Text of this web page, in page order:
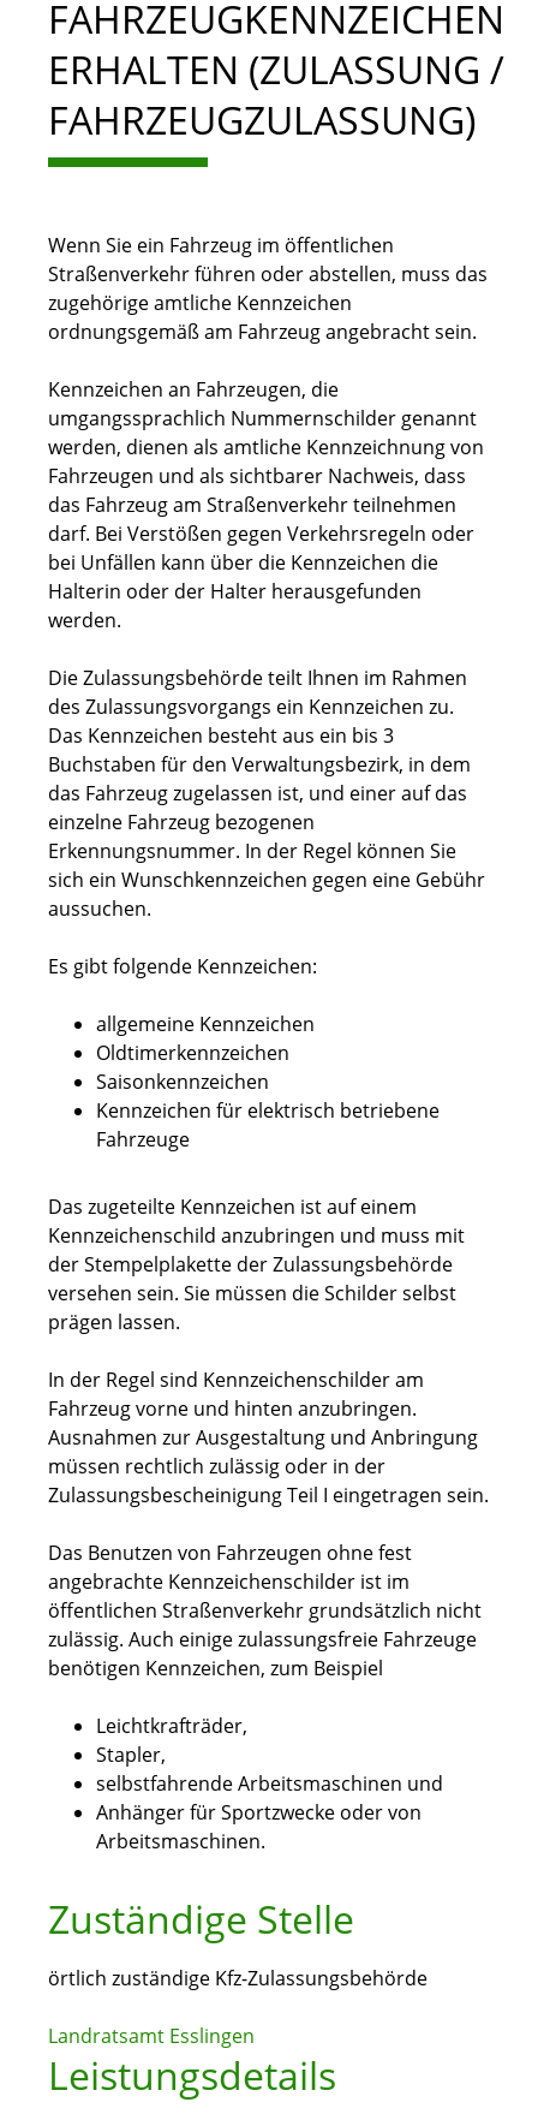
FAHRZEUGKENNZEICHEN
ERHALTEN (ZULASSUNG /
FAHRZEUGZULASSUNG)
Wenn Sie ein Fahrzeug im öffentlichen
Straßenverkehr führen oder abstellen, muss das
zugehörige amtliche Kennzeichen
ordnungsgemäß am Fahrzeug angebracht sein.
Kennzeichen an Fahrzeugen, die
umgangssprachlich Nummernschilder genannt
werden, dienen als amtliche Kennzeichnung von
Fahrzeugen und als sichtbarer Nachweis, dass
das Fahrzeug am Straßenverkehr teilnehmen
darf. Bei Verstößen gegen Verkehrsregeln oder
bei Unfällen kann über die Kennzeichen die
Halterin oder der Halter herausgefunden
werden.
Die Zulassungsbehörde teilt Ihnen im Rahmen
des Zulassungsvorgangs ein Kennzeichen zu.
Das Kennzeichen besteht aus ein bis 3
Buchstaben für den Verwaltungsbezirk, in dem
das Fahrzeug zugelassen ist, und einer auf das
einzelne Fahrzeug bezogenen
Erkennungsnummer. In der Regel können Sie
sich ein Wunschkennzeichen gegen eine Gebühr
aussuchen.
Es gibt folgende Kennzeichen:
allgemeine Kennzeichen
Oldtimerkennzeichen
Saisonkennzeichen
Kennzeichen für elektrisch betriebene
Fahrzeuge
Das zugeteilte Kennzeichen ist auf einem
Kennzeichenschild anzubringen und muss mit
der Stempelplakette der Zulassungsbehörde
versehen sein. Sie müssen die Schilder selbst
prägen lassen.
In der Regel sind Kennzeichenschilder am
Fahrzeug vorne und hinten anzubringen.
Ausnahmen zur Ausgestaltung und Anbringung
müssen rechtlich zulässig oder in der
Zulassungsbescheinigung Teil I eingetragen sein.
Das Benutzen von Fahrzeugen ohne fest
angebrachte Kennzeichenschilder ist im
öffentlichen Straßenverkehr grundsätzlich nicht
zulässig. Auch einige zulassungsfreie Fahrzeuge
benötigen Kennzeichen, zum Beispiel
Leichtkrafträder,
Stapler,
selbstfahrende Arbeitsmaschinen und
Anhänger für Sportzwecke oder von
Arbeitsmaschinen.
Zuständige Stelle
örtlich zuständige Kfz-Zulassungsbehörde
Landratsamt Esslingen
Leistungsdetails